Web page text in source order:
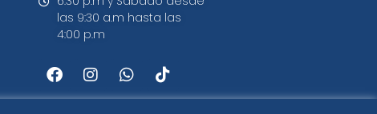
las 9:30 a.m hasta las
4:00 p.m